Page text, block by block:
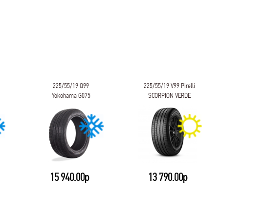
225/55/19 Q99
Yokohama G075
15 940.00р
225/55/19 V99 Pirelli
SCORPION VERDE
13 790.00р